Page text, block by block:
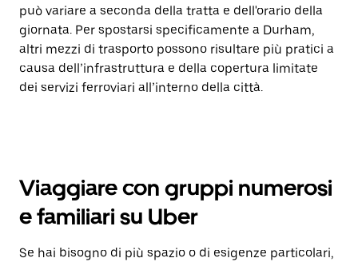
può variare a seconda della tratta e dell'orario della
giornata. Per spostarsi specificamente a Durham,
altri mezzi di trasporto possono risultare più pratici a
causa dell’infrastruttura e della copertura limitate
dei servizi ferroviari all’interno della città.
Viaggiare con gruppi numerosi
e familiari su Uber
Se hai bisogno di più spazio o di esigenze particolari,